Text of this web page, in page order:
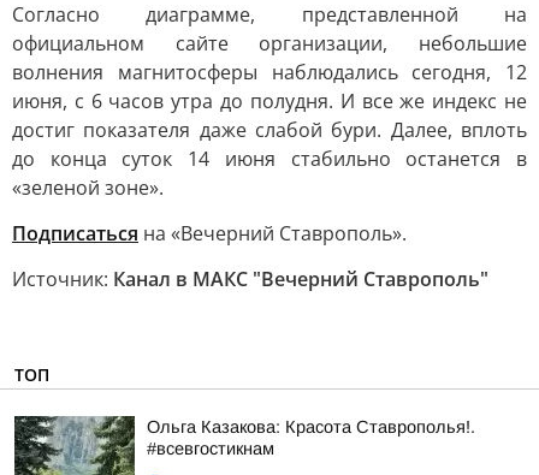
Согласно диаграмме, представленной на
официальном сайте организации, небольшие
волнения магнитосферы наблюдались сегодня, 12
июня, с 6 часов утра до полудня. И все же индекс не
достиг показателя даже слабой бури. Далее, вплоть
до конца суток 14 июня стабильно останется в
«зеленой зоне».
Подписаться на «Вечерний Ставрополь».
Источник: Канал в МАКС "Вечерний Ставрополь"
ТОП
Ольга Казакова: Красота Ставрополья!.
#всевгостикнам